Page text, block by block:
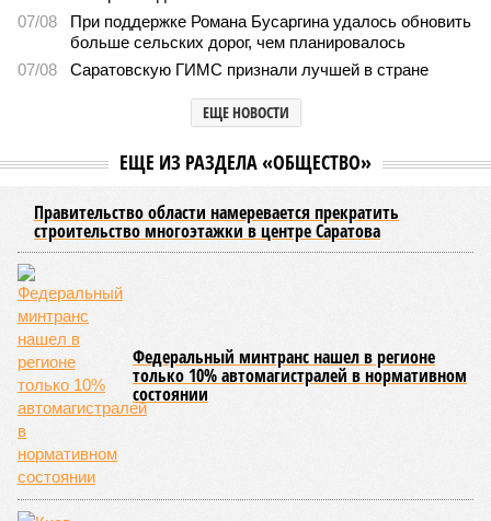
Калинин: ограничение доступа к нелегальным сайтам помогает защищать
слушания по вопросам цифровой безопасности и
противодействия кибермошенничеству. Участники обсудили
действующие механизмы защиты граждан от угроз в цифровом
пространстве, а также меры по повышению эффективности
профилактики интернет-правонарушений.
В ходе заседания было отмечено, что по итогам первого
квартала 2026 года число киберпреступлений в
Саратовской области сократилось на 24%. Положительная
динамика наблюдается и в сфере цифрового просвещения.
Более 120 тысяч школьников стали участниками
образовательных программ «Урок цифры» и «Цифровой
ликбез», направленных на формирование культуры
безопасного поведения в интернете. Отдельной темой